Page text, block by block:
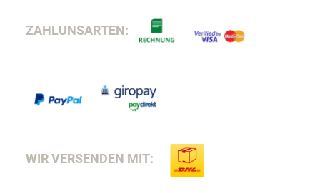
ZAHLUNSARTEN:
WIR VERSENDEN MIT: